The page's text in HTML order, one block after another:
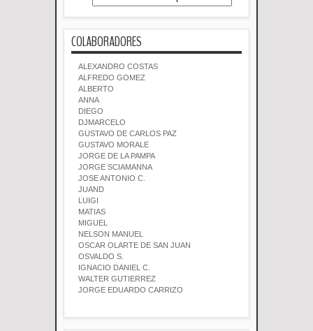
COLABORADORES
ALEXANDRO COSTAS
ALFREDO GOMEZ
ALBERTO
ANNA
DIEGO
DJMARCELO
GUSTAVO DE CARLOS PAZ
GUSTAVO MORALE
JORGE DE LA PAMPA
JORGE SCIAMANNA
JOSE ANTONIO C.
JUAND
LUIGI
MATIAS
MIGUEL
NELSON MANUEL
OSCAR OLARTE DE SAN JUAN
OSVALDO S.
IGNACIO DANIEL C.
WALTER GUTIERREZ
JORGE EDUARDO CARRIZO